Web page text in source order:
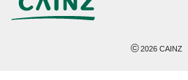
©2026 CAINZ